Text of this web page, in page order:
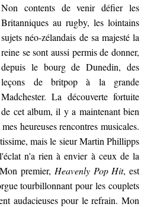
Non contents de venir défier les
Britanniques au rugby, les lointains
sujets néo-zélandais de sa majesté la
reine se sont aussi permis de donner,
depuis le bourg de Dunedin, des
leçons de britpop à la grande
Madchester. La découverte fortuite
de cet album, il y a maintenant bien
heureuses rencontres musicales.
mais le sieur Martin Phillipps
n'a rien à envier à ceux de la
premier, Heavenly Pop Hit, est
tourbillonnant pour les couplets
audacieuses pour le refrain. Mon